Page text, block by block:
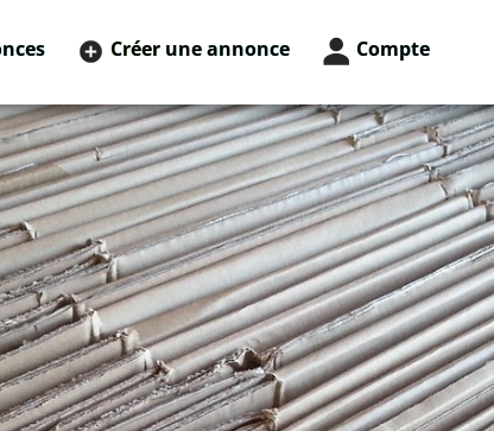
Créer une annonce Compte